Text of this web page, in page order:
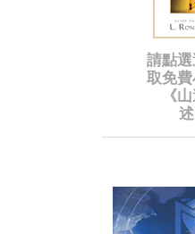
請點
取免費
《
述